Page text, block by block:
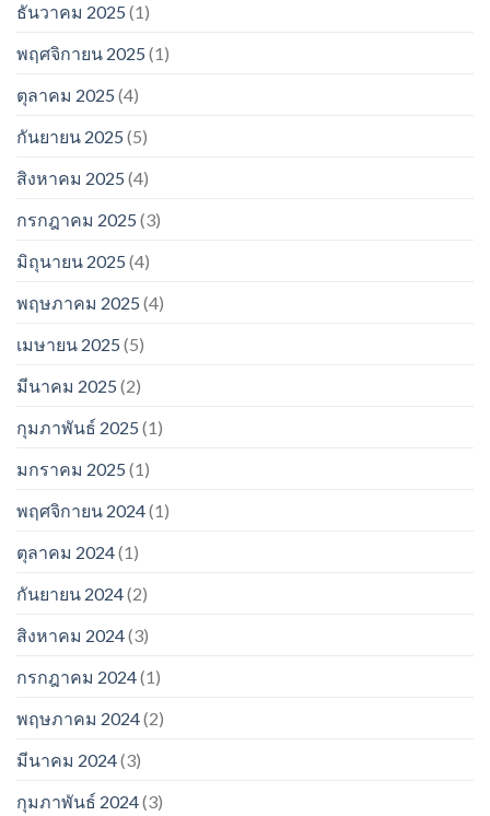
ธันวาคม 2025 (1)
พฤศจิกายน 2025 (1)
ตุลาคม 2025 (4)
กันยายน 2025 (5)
สิงหาคม 2025 (4)
กรกฎาคม 2025 (3)
มิถุนายน 2025 (4)
พฤษภาคม 2025 (4)
เมษายน 2025 (5)
มีนาคม 2025 (2)
กุมภาพันธ์ 2025 (1)
มกราคม 2025 (1)
พฤศจิกายน 2024(1)
ตุลาคม 2024(1)
กันยายน 2024(2)
สิงหาคม 2024(3)
กรกฎาคม 2024(1)
พฤษภาคม 2024(2)
มีนาคม 2024(3)
กุมภาพันธ์ 2024(3)